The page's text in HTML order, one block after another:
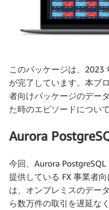
このパッケージは、2023
が完了しています。本ブ
者向けパッケージのデー
た時のエピソードについ
Aurora
今回、Aurora
提供している FX 事業者
は、オンプレミスのデー
ら数万件の取引を遅延な